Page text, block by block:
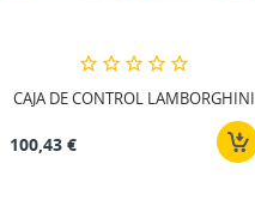
CAJA DE CONTROL LAMBORGHINI
100,43 €